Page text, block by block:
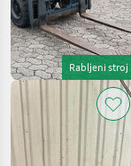
Rabljeni stroj